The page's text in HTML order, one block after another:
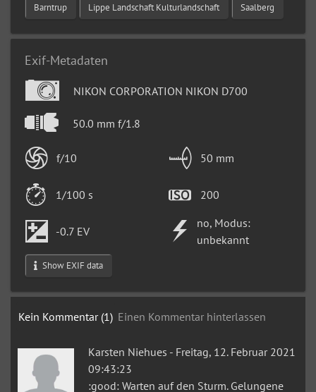
Barntrup Lippe Landschaft Kulturlandschaft Saalberg
Exif-Metadaten
NIKON CORPORATION NIKON D700
50.0 mm f/1.8
f/10 50 mm
1/100 s 200
-0.7 EV
no, Modus:
unbekannt
Show EXIF data
Kein Kommentar (1) Einen Kommentar hinterlassen
Karsten Niehues - Freitag, 12. Februar 2021
09:43:23
:good: Warten auf den Sturm. Gelungene